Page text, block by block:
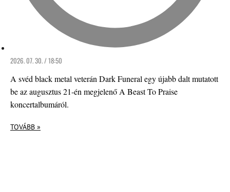
2026. 07. 30. / 18:50
A svéd black metal veterán Dark Funeral egy újabb dalt mutatott
be az augusztus 21-én megjelenő A Beast To Praise
koncertalbumáról.
TOVÁBB »